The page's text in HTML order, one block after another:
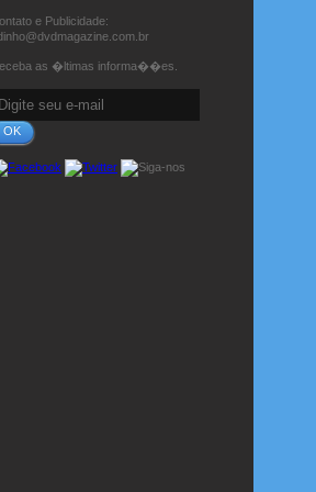
e Publicidade:
as �ltimas informa��es.
OK